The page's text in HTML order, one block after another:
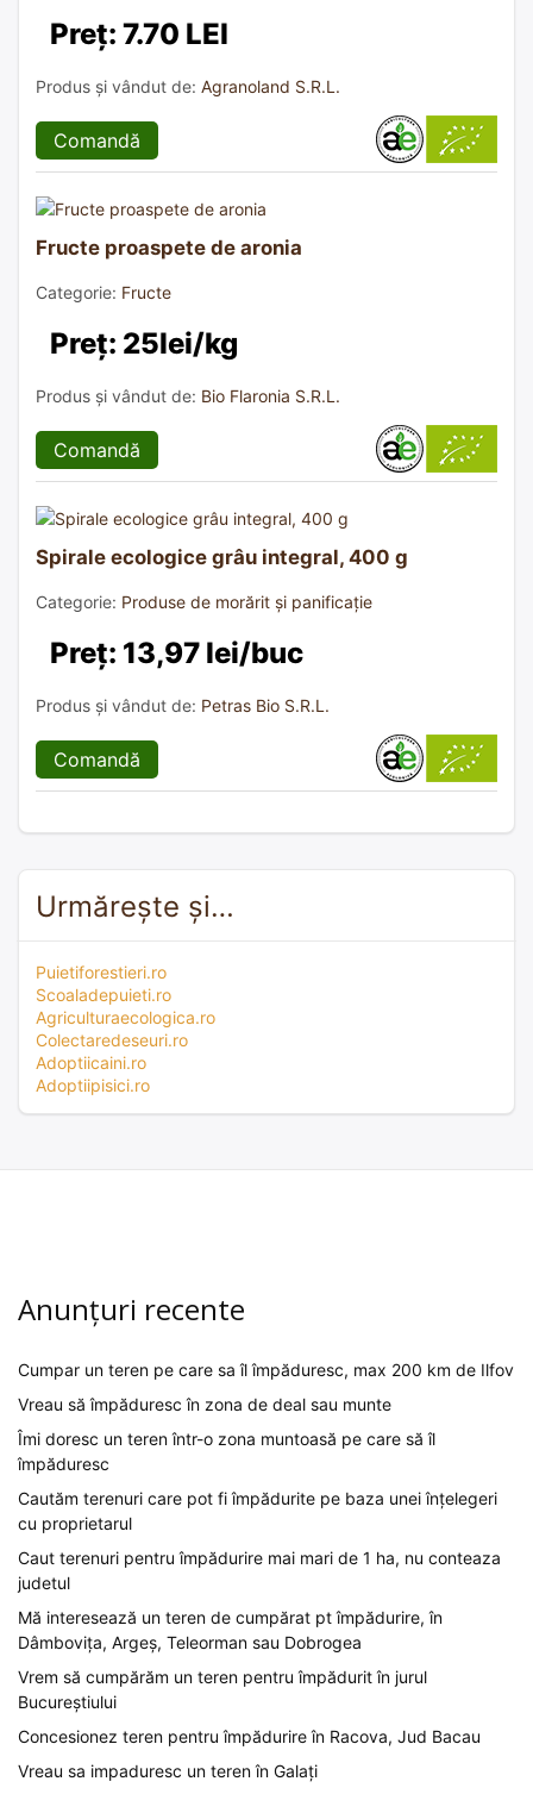
Preț: 7.70 LEI
Produs și vândut de: Agranoland S.R.L.
Comandă
Fructe proaspete de aronia
Categorie: Fructe
Preț: 25lei/kg
Produs și vândut de: Bio Flaronia S.R.L.
Comandă
Spirale ecologice grâu integral, 400 g
Categorie: Produse de morărit și panificație
Preț: 13,97 lei/buc
Produs și vândut de: Petras Bio S.R.L.
Comandă
Urmărește și…
Puietiforestieri.ro
Scoaladepuieti.ro
Agriculturaecologica.ro
Colectaredeseuri.ro
Adoptiicaini.ro
Adoptiipisici.ro
Anunțuri recente
Cumpar un teren pe care sa îl împăduresc, max 200 km de Ilfov
Vreau să împăduresc în zona de deal sau munte
Îmi doresc un teren într-o zona muntoasă pe care să îl
împăduresc
Cautăm terenuri care pot fi împădurite pe baza unei înțelegeri
cu proprietarul
Caut terenuri pentru împădurire mai mari de 1 ha, nu conteaza
judetul
Mă interesează un teren de cumpărat pt împădurire, în
Dâmbovița, Argeș, Teleorman sau Dobrogea
Vrem să cumpărăm un teren pentru împădurit în jurul
Bucureștiului
Concesionez teren pentru împădurire în Racova, Jud Bacau
Vreau sa impaduresc un teren în Galați